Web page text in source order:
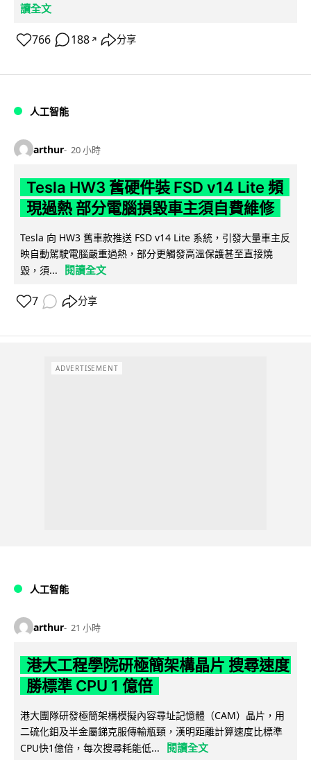
讀全文
766 188 ↗ 分享
人工智能
arthur 20 小時
Tesla HW3 舊硬件裝 FSD v14 Lite 頻
現過熱 部分電腦損毀車主須自費維修
Tesla 向 HW3 舊車款推送 FSD v14 Lite 系統，引發大量車主反
映自動駕駛電腦嚴重過熱，部分更觸發高溫保護甚至直接燒
毀，須...
閱讀全文
7 分享
ADVERTISEMENT
人工智能
arthur 21 小時
港大工程學院研極簡架構晶片 搜尋速度
勝標準 CPU 1 億倍
港大團隊研發極簡架構模擬內容尋址記憶體（CAM）晶片，用
二硫化鉬及半金屬銻克服傳輸瓶頸，漢明距離計算速度比標準
CPU快1億倍，每次搜尋耗能低...
閱讀全文